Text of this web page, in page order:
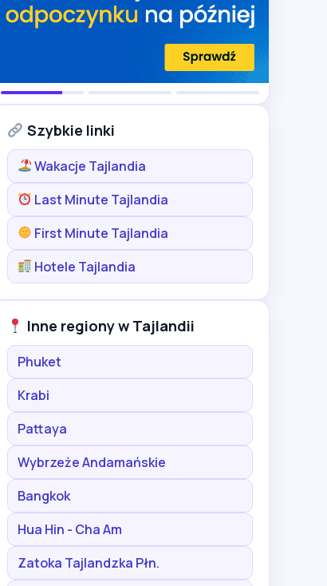
Szybkie linki
Wakacje Tajlandia
Last Minute Tajlandia
First Minute Tajlandia
Hotele Tajlandia
Inne regiony w Tajlandii
Phuket
Krabi
Pattaya
Wybrzeże Andamańskie
Bangkok
Hua Hin - Cha Am
Zatoka Tajlandzka Płn.